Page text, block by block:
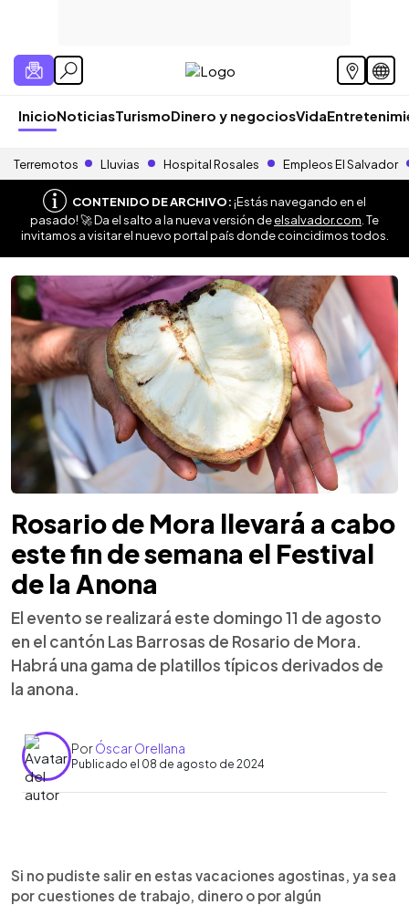
InicioNoticiasTurismoDinero y negociosVida
Terremotos Lluvias Hospital Rosales Empleos El Salvador
CONTENIDO DE ARCHIVO:¡Estás navegando en el
pasado! 🚀 Da el salto a la nueva versión deelsalvador.com . Te
invitamos a visitar el nuevo portal país donde coincidimos todos.
Rosario de Mora llevará a cabo
este fin de semana el Festival
de la Anona
El evento se realizará este domingo 11 de agosto
en el cantón Las Barrosas de Rosario de Mora.
Habrá una gama de platillos típicos derivados de
la anona.
PorÓscar Orellana
Publicado el 08 de agosto de 2024
Escuchar artículo
Si no pudiste salir en estas vacaciones agostinas, ya sea
por cuestiones de trabajo, dinero o por algún